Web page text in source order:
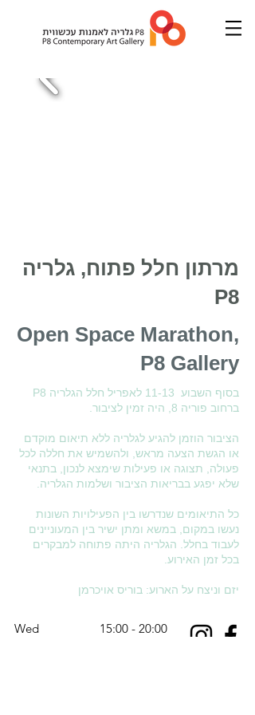
מרתון חלל פתוח, גלריה
P8
Open Space Marathon,
P8 Gallery
בסוף השבוע 11-13 לאפריל חלל הגלריה P8
ברחוב פוריה 8, היה זמין לציבור.
הציבור הוזמן להגיע לגלריה ללא תיאום מוקדם
או הגשת הצעה מראש, ולהשמיש את חללה לכל
פעולה, תצוגה או פעילות שימצא לנכון, בתנאי
שלא יפגע בבריאות הציבור ושלמות הגלריה.
כל התיאומים שנדרשו בין הפעילויות השונות
נעשו במקום, במשא ומתן ישיר בין המעוניינים
לעבוד בחלל. הגלריה היתה פתוחה למבקרים
בכל זמן האירוע.
יזם וניצח על הארוע: בוריס אויכרמן​
Wed
15:00 - 20:00